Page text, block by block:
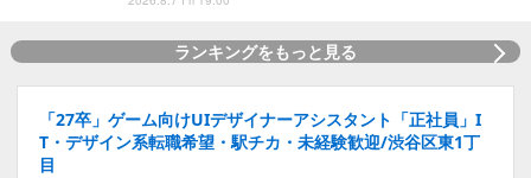
ランキングをもっと見る
「27卒」ゲーム向けUIデザイナーアシスタント「正社員」I
T・デザイン系転職希望・駅チカ・未経験歓迎/渋谷区東1丁
目